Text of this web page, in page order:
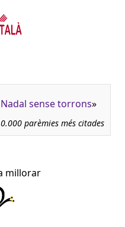
sense torrons»
parèmies més citades
millorar